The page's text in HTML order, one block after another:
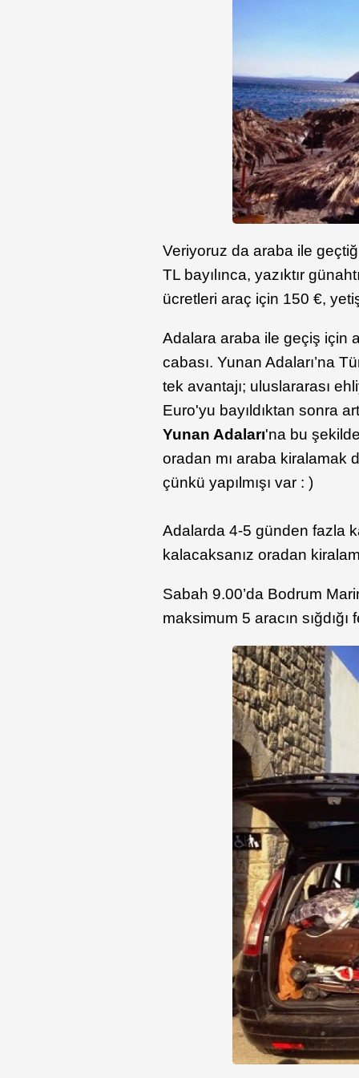
Veriyoruz da araba ile
TL bayılınca, yazıktır
ücretleri araç için 150 €,
Adalara araba ile geçiş için
cabası. Yunan Adaları’na
tek avantajı; uluslararası
Euro'yu bayıldıktan sonra
Yunan Adaları'na bu
oradan mı araba kiralamak
çünkü yapılmışı var : )
Adalarda 4-5 günden fazla
kalacaksanız oradan
Sabah 9.00’da Bodrum
maksimum 5 aracın